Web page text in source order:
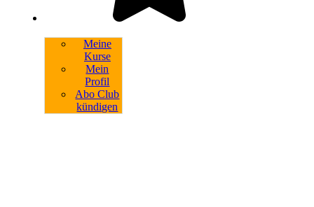
Meine
Kurse
Mein
Profil
Abo Club
kündigen